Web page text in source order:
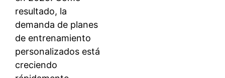
resultado, la
demanda de planes
de entrenamiento
personalizados está
creciendo